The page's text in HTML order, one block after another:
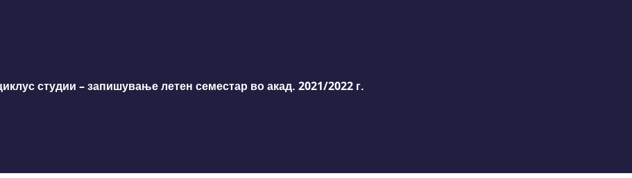
студии – запишување летен семестар во акад. 2021/2022 г.